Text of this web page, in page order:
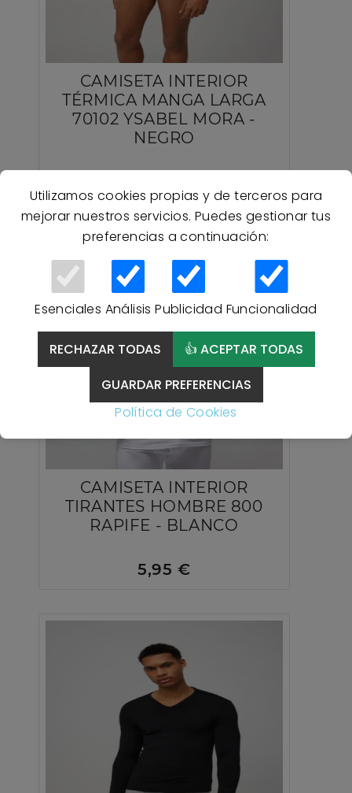
Utilizamos cookies propias y de terceros para
mejorar nuestros servicios. Puedes gestionar tus
preferencias a continuación:
Esenciales Análisis Publicidad Funcionalidad
RECHAZAR TODAS
👍 ACEPTAR TODAS
GUARDAR PREFERENCIAS
Política de Cookies
CAMISETA INTERIOR
TÉRMICA MANGA LARGA
70102 YSABEL MORA -
NEGRO
CAMISETA INTERIOR
TIRANTES HOMBRE 800
RAPIFE - BLANCO
5,95 €